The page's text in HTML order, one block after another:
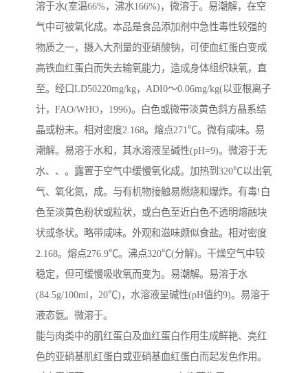
溶于水(室温66%，沸水166%)，微溶于。易潮解，在空
气中可被氧化成。本品是食品添加剂中急性毒性较强的
物质之一，摄入大剂量的亚硝酸钠，可使血红蛋白变成
高铁血红蛋白而失去输氧能力，造成身体组织缺氧，直
至。经口LD50220mg/kg，ADI0～0.06mg/kg(以亚根离子
计，FAO/WHO，1996)。白色或微带淡黄色斜方晶系结
晶或粉末。相对密度2.168。熔点271℃。微有咸味。易
潮解。易溶于水和，其水溶液呈碱性(pH=9)。微溶于无
水、、。露置于空气中缓慢氧化成。加热到320℃以出氧
气、氧化氮，成。与有机物接触易燃烧和爆炸。有毒!白
色至淡黄色粉状或粒状，或白色至近白色不透明熔融块
状或条状。略带咸味。外观和滋味颇似食盐。相对密度
2.168。熔点276.9℃。沸点320℃(分解)。干燥空气中较
稳定，但可缓慢吸收氧而变为。易潮解。易溶于水
(84.5g/100ml，20℃)，水溶液呈碱性(pH值约9)。易溶于
液态氨。微溶于。
能与肉类中的肌红蛋白及血红蛋白作用生成鲜艳、亮红
色的亚硝基肌红蛋白或亚硝基血红蛋白而起发色作用。